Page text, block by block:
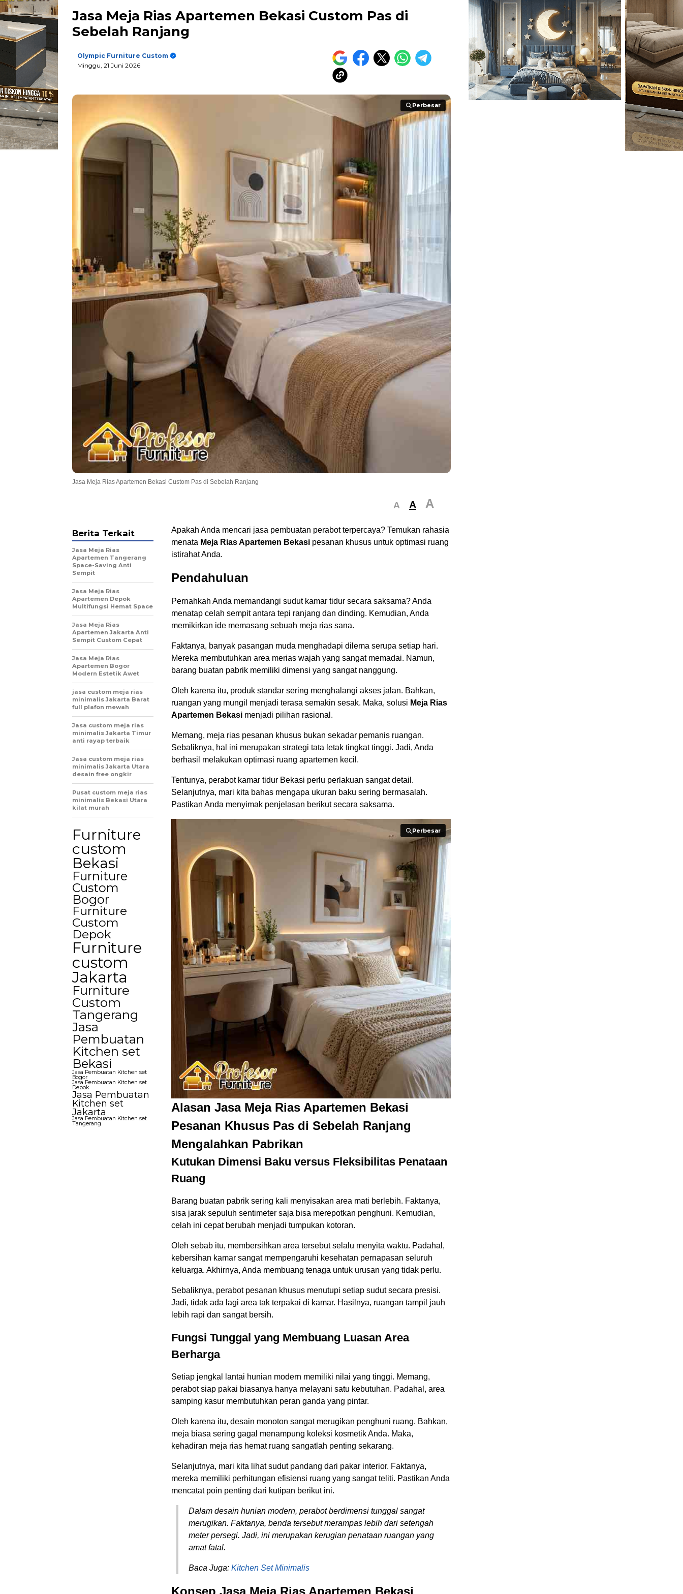
Jasa Meja Rias Apartemen Bekasi Custom Pas di
Sebelah Ranjang
Olympic Furniture Custom
Minggu, 21 Juni 2026
Perbesar
Perbesar
Jasa Meja Rias Apartemen Bekasi Custom Pas di Sebelah Ranjang
A A A
Apakah Anda mencari jasa pembuatan perabot terpercaya? Temukan rahasia
menata Meja Rias Apartemen Bekasi pesanan khusus untuk optimasi ruang
istirahat Anda.
Pendahuluan
Pernahkah Anda memandangi sudut kamar tidur secara saksama? Anda
menatap celah sempit antara tepi ranjang dan dinding. Kemudian, Anda
memikirkan ide memasang sebuah meja rias sana.
Faktanya, banyak pasangan muda menghadapi dilema serupa setiap hari.
Mereka membutuhkan area merias wajah yang sangat memadai. Namun,
barang buatan pabrik memiliki dimensi yang sangat nanggung.
Oleh karena itu, produk standar sering menghalangi akses jalan. Bahkan,
ruangan yang mungil menjadi terasa semakin sesak. Maka, solusi Meja Rias
Apartemen Bekasi menjadi pilihan rasional.
Memang, meja rias pesanan khusus bukan sekadar pemanis ruangan.
Sebaliknya, hal ini merupakan strategi tata letak tingkat tinggi. Jadi, Anda
berhasil melakukan optimasi ruang apartemen kecil.
Tentunya, perabot kamar tidur Bekasi perlu perlakuan sangat detail.
Selanjutnya, mari kita bahas mengapa ukuran baku sering bermasalah.
Pastikan Anda menyimak penjelasan berikut secara saksama.
Perbesar
Perbesar
Alasan Jasa Meja Rias Apartemen Bekasi
Pesanan Khusus Pas di Sebelah Ranjang
Mengalahkan Pabrikan
Kutukan Dimensi Baku versus Fleksibilitas Penataan
Ruang
Barang buatan pabrik sering kali menyisakan area mati berlebih. Faktanya,
sisa jarak sepuluh sentimeter saja bisa merepotkan penghuni. Kemudian,
celah ini cepat berubah menjadi tumpukan kotoran.
Oleh sebab itu, membersihkan area tersebut selalu menyita waktu. Padahal,
kebersihan kamar sangat mempengaruhi kesehatan pernapasan seluruh
keluarga. Akhirnya, Anda membuang tenaga untuk urusan yang tidak perlu.
Sebaliknya, perabot pesanan khusus menutupi setiap sudut secara presisi.
Jadi, tidak ada lagi area tak terpakai di kamar. Hasilnya, ruangan tampil jauh
lebih rapi dan sangat bersih.
Fungsi Tunggal yang Membuang Luasan Area
Berharga
Setiap jengkal lantai hunian modern memiliki nilai yang tinggi. Memang,
perabot siap pakai biasanya hanya melayani satu kebutuhan. Padahal, area
samping kasur membutuhkan peran ganda yang pintar.
Oleh karena itu, desain monoton sangat merugikan penghuni ruang. Bahkan,
meja biasa sering gagal menampung koleksi kosmetik Anda. Maka,
kehadiran meja rias hemat ruang sangatlah penting sekarang.
Selanjutnya, mari kita lihat sudut pandang dari pakar interior. Faktanya,
mereka memiliki perhitungan efisiensi ruang yang sangat teliti. Pastikan Anda
mencatat poin penting dari kutipan berikut ini.
Dalam desain hunian modern, perabot berdimensi tunggal sangat
merugikan. Faktanya, benda tersebut merampas lebih dari setengah
meter persegi. Jadi, ini merupakan kerugian penataan ruangan yang
amat fatal.
Baca Juga: Kitchen Set Minimalis
Konsep Jasa Meja Rias Apartemen Bekasi
Berita Terkait
Jasa Meja Rias
Apartemen Tangerang
Space-Saving Anti
Sempit
Jasa Meja Rias
Apartemen Depok
Multifungsi Hemat Space
Jasa Meja Rias
Apartemen Jakarta Anti
Sempit Custom Cepat
Jasa Meja Rias
Apartemen Bogor
Modern Estetik Awet
jasa custom meja rias
minimalis Jakarta Barat
full plafon mewah
Jasa custom meja rias
minimalis Jakarta Timur
anti rayap terbaik
Jasa custom meja rias
minimalis Jakarta Utara
desain free ongkir
Pusat custom meja rias
minimalis Bekasi Utara
kilat murah
Furniture
custom
Bekasi
Furniture
Custom
Bogor
Furniture
Custom
Depok
Furniture
custom
Jakarta
Furniture
Custom
Tangerang
Jasa
Pembuatan
Kitchen set
Bekasi
Jasa Pembuatan Kitchen set
Bogor
Jasa Pembuatan Kitchen set
Depok
Jasa Pembuatan
Kitchen set
Jakarta
Jasa Pembuatan Kitchen set
Tangerang